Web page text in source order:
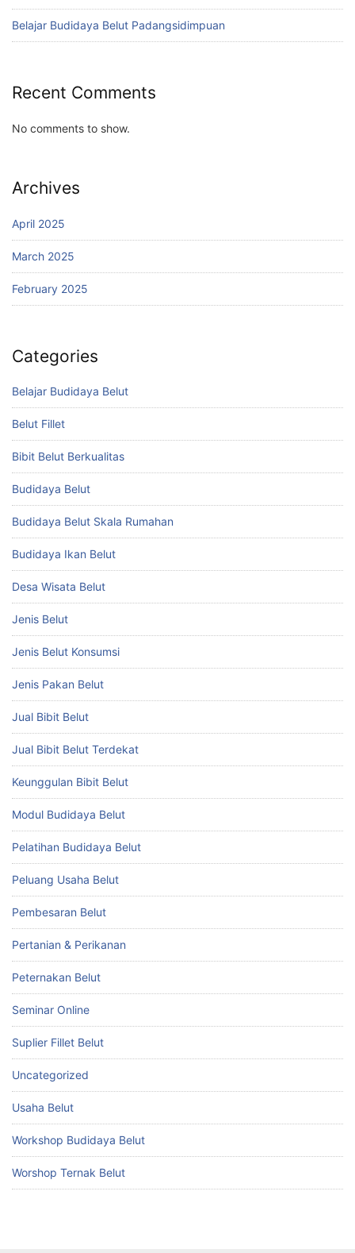
Belajar Budidaya Belut Padangsidimpuan
Recent Comments
No comments to show.
Archives
April 2025
March 2025
February 2025
Categories
Belajar Budidaya Belut
Belut Fillet
Bibit Belut Berkualitas
Budidaya Belut
Budidaya Belut Skala Rumahan
Budidaya Ikan Belut
Desa Wisata Belut
Jenis Belut
Jenis Belut Konsumsi
Jenis Pakan Belut
Jual Bibit Belut
Jual Bibit Belut Terdekat
Keunggulan Bibit Belut
Modul Budidaya Belut
Pelatihan Budidaya Belut
Peluang Usaha Belut
Pembesaran Belut
Pertanian & Perikanan
Peternakan Belut
Seminar Online
Suplier Fillet Belut
Uncategorized
Usaha Belut
Workshop Budidaya Belut
Worshop Ternak Belut